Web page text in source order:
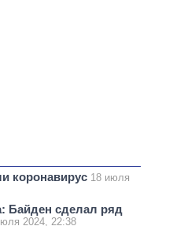
коронавирус 18 июля
Байден сделал ряд
2024, 22:38